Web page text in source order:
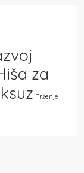
za
Trženje